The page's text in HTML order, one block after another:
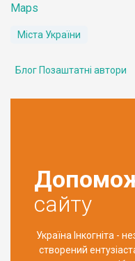
Maps
Міста України
Блог Позаштатні автори
сайту
Україна Інкогніта -
створений